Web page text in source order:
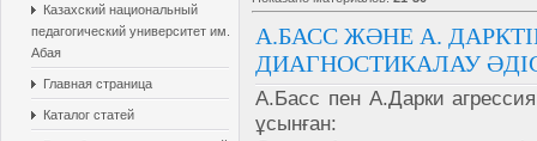
Казахский национальный
педагогический университет им.
Абая
Главная страница
Каталог статей
А.БАСС ЖӘНЕ А.
ДИАГНОСТИКАЛАУ
А.Басс пен А.Дарки
ұсынған: